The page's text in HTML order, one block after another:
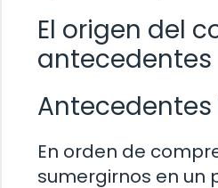
El origen del
antecedentes
En orden de
sumergirnos en un